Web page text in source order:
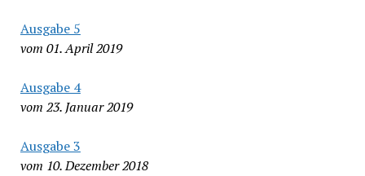
Ausgabe 5
vom 01. April 2019
Ausgabe 4
vom 23. Januar 2019
Ausgabe 3
vom 10. Dezember 2018